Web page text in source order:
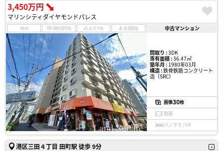
3,450万円
マリンシティダイヤモンドパレス
NEW 現地見学会 おすすめ 会員限定 中古マンション
間取り :3DK
専有面積 :36.47㎡
築年月 :1980年03月
構造 :鉄骨鉄筋コンクリート
造（SRC）
画像30枚
動画
パノラマ / VR
港区三田４丁目 田町駅 徒歩 9分